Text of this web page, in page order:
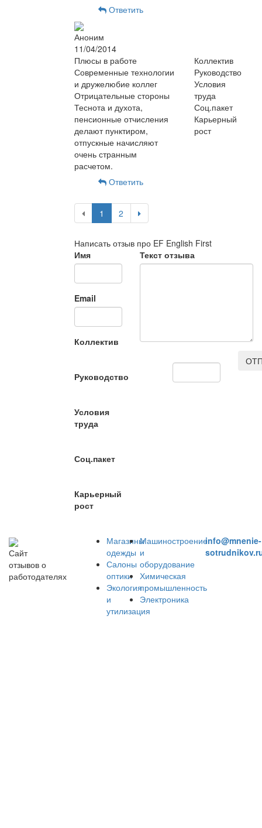
Ответить
Аноним
11/04/2014
Плюсы в работе
Современные технологии
и дружелюбие коллег
Отрицательные стороны
Теснота и духота,
пенсионные отчисления
делают пунктиром,
отпускные начисляют
очень странным
расчетом.
Коллектив
Руководство
Условия
труда
Соц.пакет
Карьерный
рост
Ответить
1 2
Написать отзыв про EF English First
Имя
Email
Коллектив
Руководство
Условия
труда
Соц.пакет
Карьерный
рост
Текст отзыва
Сайт
отзывов о
работодателях
Магазины
одежды
Салоны
оптики
Экология
и
утилизация
Машиностроение
и
оборудование
Химическая
промышленность
Электроника
info@mnenie-